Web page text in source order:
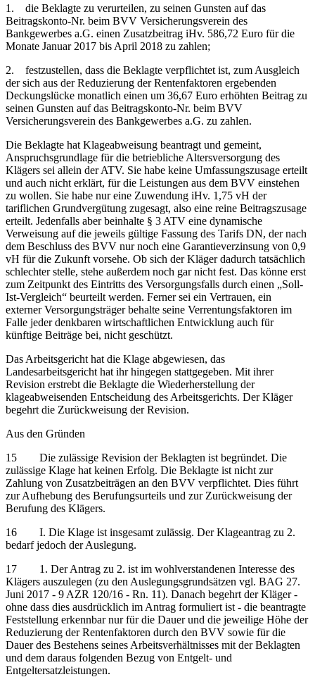
1. die Beklagte zu verurteilen, zu seinen Gunsten auf das
Beitragskonto-Nr. beim BVV Versicherungsverein des
Bankgewerbes a.G. einen Zusatzbeitrag iHv. 586,72 Euro für die
Monate Januar 2017 bis April 2018 zu zahlen;
2. festzustellen, dass die Beklagte verpflichtet ist, zum Ausgleich
der sich aus der Reduzierung der Rentenfaktoren ergebenden
Deckungslücke monatlich einen um 36,67 Euro erhöhten Beitrag zu
seinen Gunsten auf das Beitragskonto-Nr. beim BVV
Versicherungsverein des Bankgewerbes a.G. zu zahlen.
Die Beklagte hat Klageabweisung beantragt und gemeint,
Anspruchsgrundlage für die betriebliche Altersversorgung des
Klägers sei allein der ATV. Sie habe keine Umfassungszusage erteilt
und auch nicht erklärt, für die Leistungen aus dem BVV einstehen
zu wollen. Sie habe nur eine Zuwendung iHv. 1,75 vH der
tariflichen Grundvergütung zugesagt, also eine reine Beitragszusage
erteilt. Jedenfalls aber beinhalte § 3 ATV eine dynamische
Verweisung auf die jeweils gültige Fassung des Tarifs DN, der nach
dem Beschluss des BVV nur noch eine Garantieverzinsung von 0,9
vH für die Zukunft vorsehe. Ob sich der Kläger dadurch tatsächlich
schlechter stelle, stehe außerdem noch gar nicht fest. Das könne erst
zum Zeitpunkt des Eintritts des Versorgungsfalls durch einen „Soll-
Ist-Vergleich“ beurteilt werden. Ferner sei ein Vertrauen, ein
externer Versorgungsträger behalte seine Verrentungsfaktoren im
Falle jeder denkbaren wirtschaftlichen Entwicklung auch für
künftige Beiträge bei, nicht geschützt.
Das Arbeitsgericht hat die Klage abgewiesen, das
Landesarbeitsgericht hat ihr hingegen stattgegeben. Mit ihrer
Revision erstrebt die Beklagte die Wiederherstellung der
klageabweisenden Entscheidung des Arbeitsgerichts. Der Kläger
begehrt die Zurückweisung der Revision.
Aus den Gründen
15 Die zulässige Revision der Beklagten ist begründet. Die
zulässige Klage hat keinen Erfolg. Die Beklagte ist nicht zur
Zahlung von Zusatzbeiträgen an den BVV verpflichtet. Dies führt
zur Aufhebung des Berufungsurteils und zur Zurückweisung der
Berufung des Klägers.
16 I. Die Klage ist insgesamt zulässig. Der Klageantrag zu 2.
bedarf jedoch der Auslegung.
17 1. Der Antrag zu 2. ist im wohlverstandenen Interesse des
Klägers auszulegen (zu den Auslegungsgrundsätzen vgl. BAG 27.
Juni 2017 - 9 AZR 120/16 - Rn. 11). Danach begehrt der Kläger -
ohne dass dies ausdrücklich im Antrag formuliert ist - die beantragte
Feststellung erkennbar nur für die Dauer und die jeweilige Höhe der
Reduzierung der Rentenfaktoren durch den BVV sowie für die
Dauer des Bestehens seines Arbeitsverhältnisses mit der Beklagten
und dem daraus folgenden Bezug von Entgelt- und
Entgeltersatzleistungen.